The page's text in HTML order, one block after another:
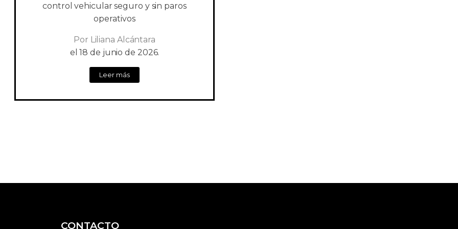
control vehicular seguro y sin paros
operativos
Por Liliana Alcántara
el 18 de junio de 2026.
Leer más
CONTACTO